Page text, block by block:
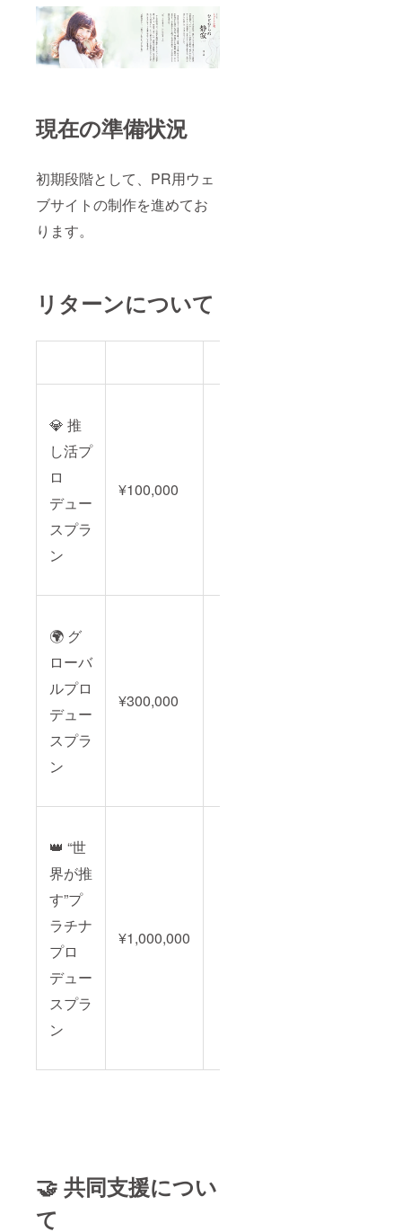
現在の準備状況
初期段階として、PR用ウェ
ブサイトの制作を進めてお
ります。
リターンについて
💎 推
し活プ
ロ
デュー
スプラ
ン
¥100,000
🌍 グ
ローバ
ルプロ
デュー
スプラ
ン
¥300,000
👑 “世
界が推
す”プ
ラチナ
プロ
デュー
スプラ
ン
¥1,000,000
🤝 共同支援につい
て